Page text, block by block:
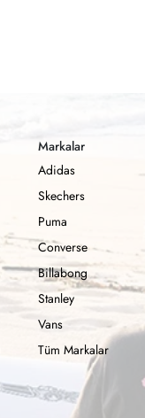
Markalar
Adidas
Skechers
Puma
Converse
Billabong
Stanley
Vans
Tüm Markalar